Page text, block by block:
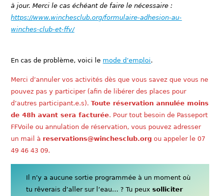
à jour. Merci le cas échéant de faire le nécessaire :
https://www.winchesclub.org/formulaire-adhesion-au-
winches-club-et-ffv/
En cas de problème, voici le mode d’emploi.
Merci d’annuler vos activités dès que vous savez que vous ne
pouvez pas y participer (afin de libérer des places pour
d’autres participant.e.s).Toute réservation annulée moins
de 48h avant sera facturée. Pour tout besoin de Passeport
FFVoile ou annulation de réservation, vous pouvez adresser
un mail à reservations@winchesclub.org ou appeler le 07
49 46 43 09.
Il n’y a aucune sortie programmée à un moment où
tu rêverais d’aller sur l’eau… ? Tu peuxsolliciter